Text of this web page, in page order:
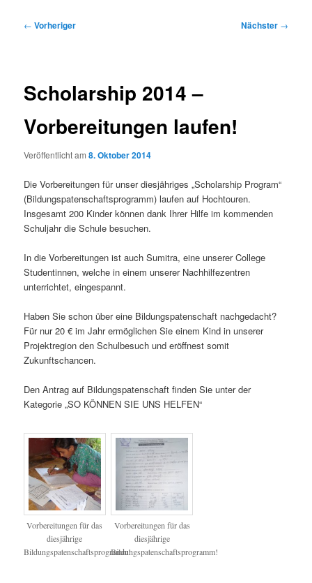
Beitragsnavigation
← Vorheriger Nächster →
Scholarship 2014 –
Vorbereitungen laufen!
Veröffentlicht am8. Oktober 2014
Die Vorbereitungen für unser diesjähriges „Scholarship Program“
(Bildungspatenschaftsprogramm) laufen auf Hochtouren.
Insgesamt 200 Kinder können dank Ihrer Hilfe im kommenden
Schuljahr die Schule besuchen.
In die Vorbereitungen istauch Sumitra, eine unserer College
Studentinnen, welche in einem unserer Nachhilfezentren
unterrichtet, eingespannt.
Haben Sie schon über eine Bildungspatenschaft nachgedacht?
Für nur 20 € im Jahr ermöglichen Sie einem Kind in unserer
Projektregion den Schulbesuch und eröffnest somit
Zukunftschancen.
Den Antrag auf Bildungspatenschaft finden Sie unter der
Kategorie „SO KÖNNEN SIE UNS HELFEN“
Vorbereitungen für das
diesjährige
Bildungspatenschaftsprogramm!
Vorbereitungen für das
diesjährige
Bildungspatenschaftsprogramm!